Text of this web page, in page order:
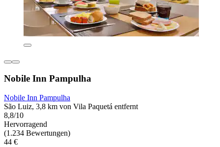
Nobile Inn Pampulha
Nobile Inn Pampulha
São Luiz, 3,8 km von Vila Paquetá entfernt
8,8/10
Hervorragend
(1.234 Bewertungen)
44 €